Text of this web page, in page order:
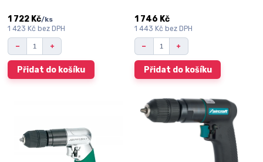
1 722 Kč/ks
1 423 Kč bez DPH
Přidat do košíku
1 746 Kč
1 443 Kč bez DPH
Přidat do košíku